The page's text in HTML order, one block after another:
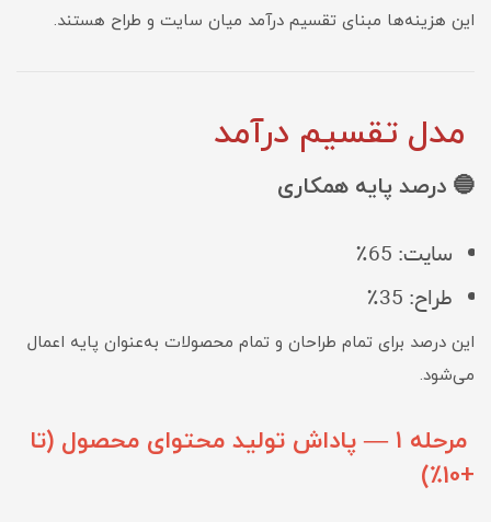
این هزینه‌ها مبنای تقسیم درآمد میان سایت و طراح هستند.
مدل تقسیم درآمد
🔵 درصد پایه همکاری
سایت: 65٪
طراح: 35٪
این درصد برای تمام طراحان و تمام محصولات به‌عنوان پایه اعمال
می‌شود.
مرحله ۱ — پاداش تولید محتوای محصول (تا
+10٪)